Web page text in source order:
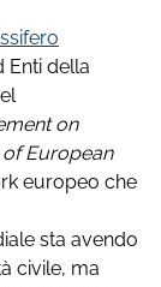
Enti della
on
of European
europeo che
sta avendo
civile, ma